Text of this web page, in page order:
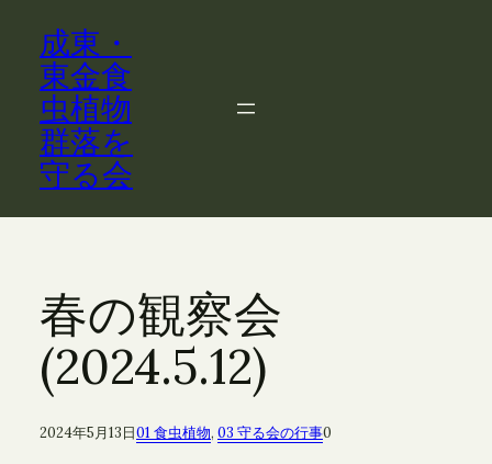
成東・
東金食
虫植物
群落を
守る会
春の観察会
(2024.5.12)
2024年5月13日01 食虫植物, 03 守る会の行事0